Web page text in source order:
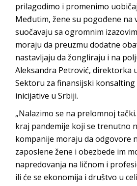
prilagodimo i promenimo
Međutim, žene su pogođene na
suočavaju sa ogromnim
moraju da preuzmu dodatne
nastavljaju da žongliraju i na
Aleksandra Petrović, direktorka
Sektoru za finansijski konsalting
inicijative u Srbiji.
„Nalazimo se na prelomnoj
kraj pandemije koji se trenutno
kompanije moraju da odgovore
zaposlene žene i obezbede im
napredovanja na ličnom i
ili će se ekonomija i društvo u